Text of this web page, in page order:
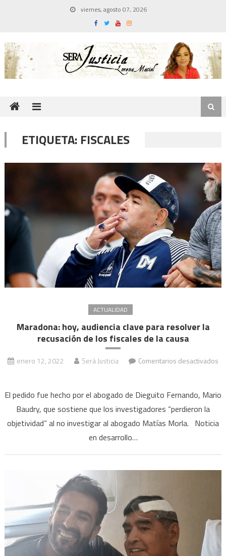
viernes, agosto 07, 2026
ETIQUETA: FISCALES
ACTUALIDAD
Maradona: hoy, audiencia clave para resolver la
recusación de los fiscales de la causa
enero 12, 2022 Será Justicia
Comentarios desactivados
hoy,
audiencia
clave
para
recusación
los
fiscales
causa
El pedido fue hecho por el abogado de Dieguito Fernando, Mario
Baudry, que sostiene que los investigadores “perdieron la
objetividad” al no investigar al abogado Matías Morla. Noticia
en desarrollo…